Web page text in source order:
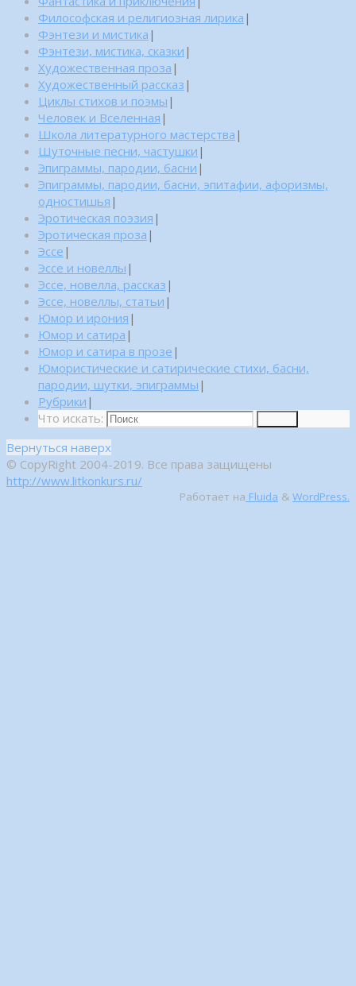
Философская и религиозная лирика |
Фэнтези и мистика |
Фэнтези, мистика, сказки |
Художественная проза |
Художественный рассказ |
Циклы стихов и поэмы |
Человек и Вселенная |
Школа литературного мастерства |
Шуточные песни, частушки |
Эпиграммы, пародии, басни |
Эпиграммы, пародии, басни, эпитафии, афоризмы,
одностишья |
Эротическая поэзия |
Эротическая проза |
Эссе |
Эссе и новеллы |
Эссе, новелла, рассказ |
Эссе, новеллы, статьи |
Юмор и ирония |
Юмор и сатира |
Юмор и сатира в прозе |
Юмористические и сатирические стихи, басни,
пародии, шутки, эпиграммы |
Рубрики |
Что искать:
Вернуться наверх
© CopyRight 2004-2019. Все права защищены
http://www.litkonkurs.ru/
Работает на Fluida & WordPress.